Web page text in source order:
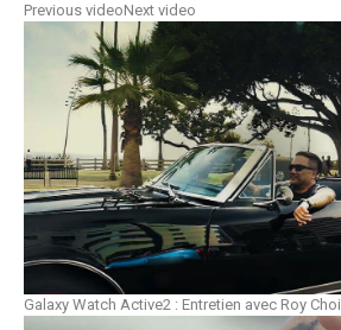
Previous videoNext video
Galaxy Watch Active2 : Entretien avec Roy Choi